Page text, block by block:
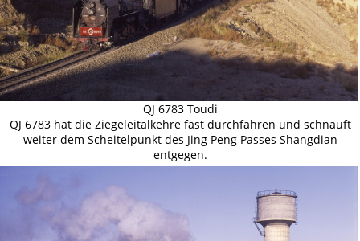
QJ 6783 Toudi
QJ 6783 hat die Ziegeleitalkehre fast durchfahren und schnauft
weiter dem Scheitelpunkt des Jing Peng Passes Shangdian
entgegen.